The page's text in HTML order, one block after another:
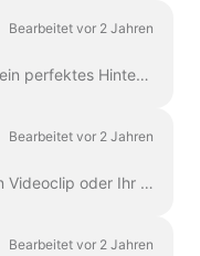
Bearbeitet vor 2 Jahren
Stellen Sie sich vor: Sie haben ein perfektes Hintergrundvideo oder -bild in Wave.video ausgewählt, Ihren Text und Ihr Logo hinzugefügt... und dann festgestellt, dass Sie die Medien...
Bearbeitet vor 2 Jahren
In Wave.video können Sie Ihren Videoclip oder Ihr Bild drehen. Um den Videoclip/das Bild zu drehen, gehen Sie bitte zum Schritt "Bearbeiten" und wählen Sie die ...
Bearbeitet vor 2 Jahren